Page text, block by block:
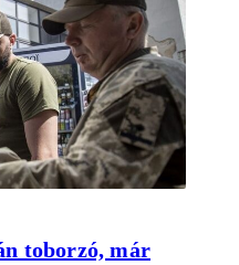
toborzó, már